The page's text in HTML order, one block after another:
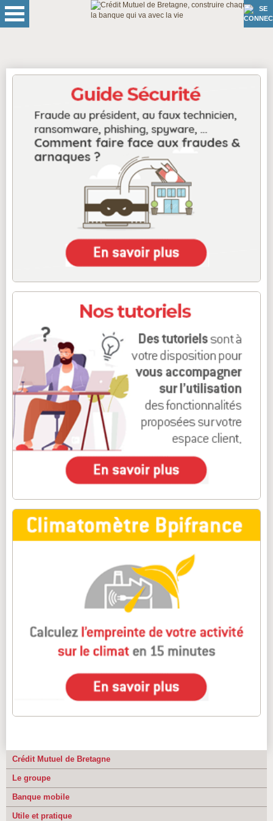
Crédit Mutuel de Bretagne
Le groupe
Banque mobile
Utile et pratique